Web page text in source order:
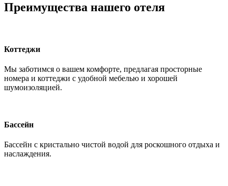
Преимущества нашего отеля
Коттеджи
Мы заботимся о вашем комфорте, предлагая просторные
номера и коттеджи с удобной мебелью и хорошей
шумоизоляцией.
Бассейн
Бассейн с кристально чистой водой для роскошного отдыха и
наслаждения.